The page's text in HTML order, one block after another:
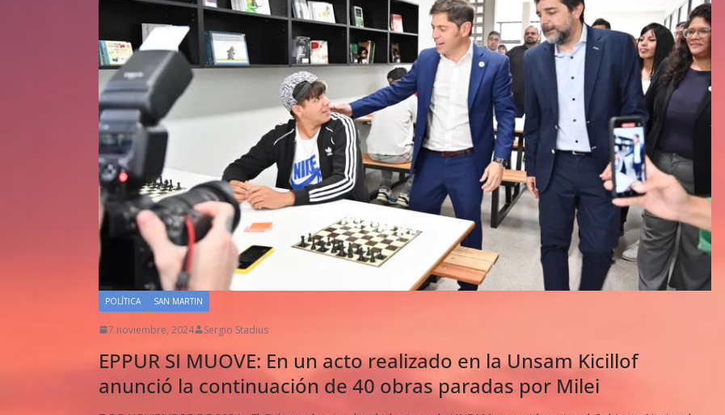
POLÍTICA SAN MARTIN
7 noviembre, 2024 Sergio Stadius
EPPUR SI MUOVE: En un acto realizado en la Unsam Kicillof
anunció la continuación de 40 obras paradas por Milei